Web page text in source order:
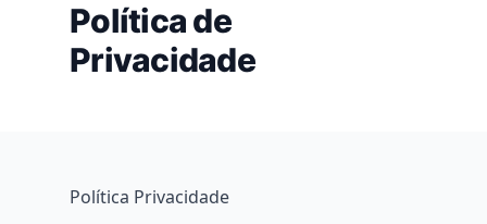
Política de
Privacidade
Política Privacidade